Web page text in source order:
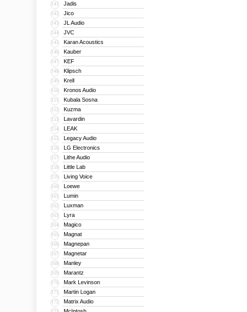
141 Jadis
142 Jico
143 JL Audio
144 JVC
145 Karan Acoustics
146 Kauber
147 KEF
148 Klipsch
149 Krell
150 Kronos Audio
151 Kubala Sosna
152 Kuzma
153 Lavardin
154 LEAK
155 Legacy Audio
156 LG Electronics
157 Lithe Audio
158 Little Lab
159 Living Voice
160 Loewe
161 Lumin
162 Luxman
163 Lyra
164 Magico
165 Magnat
166 Magnepan
167 Magnetar
168 Manley
169 Marantz
170 Mark Levinson
171 Martin Logan
172 Matrix Audio